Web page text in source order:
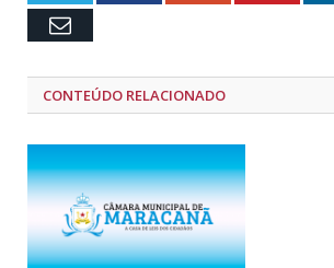
Email
CONTEÚDO RELACIONADO